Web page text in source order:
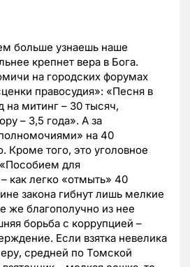
больше узнаешь наше
крепнет вера в Бога.
на городских форумах
правосудия»: «Песня в
на митинг – 30 тысяч,
– 3,5 года». А за
на 40
Кроме того, это уголовное
для
как легко «отмыть» 40
закона гибнут лишь мелкие
же благополучно из нее
борьба с коррупцией –
Если взятка невелика
средней по Томской